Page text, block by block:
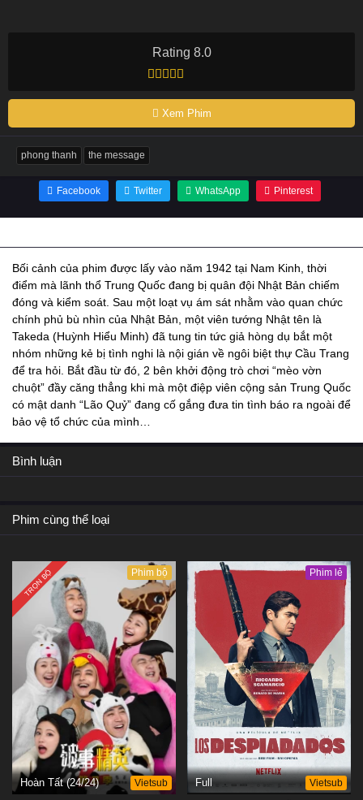
Rating 8.0
Xem Phim
phong thanh the message
Facebook Twitter WhatsApp Pinterest
Bối cảnh của phim được lấy vào năm 1942 tại Nam Kinh, thời
điểm mà lãnh thổ Trung Quốc đang bị quân đội Nhật Bản chiếm
đóng và kiểm soát. Sau một loạt vụ ám sát nhằm vào quan chức
chính phủ bù nhìn của Nhật Bản, một viên tướng Nhật tên là
Takeda (Huỳnh Hiểu Minh) đã tung tin tức giả hòng dụ bắt một
nhóm những kẻ bị tình nghi là nội gián về ngôi biệt thự Cầu Trang
để tra hỏi. Bắt đầu từ đó, 2 bên khởi động trò chơi “mèo vờn
chuột” đầy căng thẳng khi mà một điệp viên cộng sản Trung Quốc
có mật danh “Lão Quỷ” đang cố gắng đưa tin tình báo ra ngoài để
bảo vệ tổ chức của mình…
Bình luận
Phim cùng thể loại
TRỌN BỘ Phim bộ
Hoàn Tất (24/24) Vietsub
Phim lẻ
Full Vietsub